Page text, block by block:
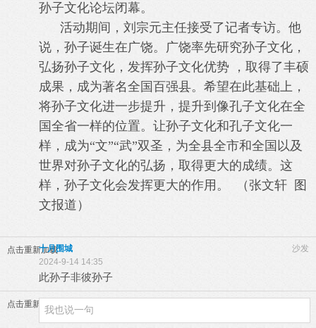
孙子文化论坛闭幕。
活动期间，刘宗元主任接受了记者专访。他
说，孙子诞生在广饶。广饶率先研究孙子文化，
弘扬孙子文化，发挥孙子文化优势 ，取得了丰硕
成果，成为著名全国百强县。希望在此基础上，
将孙子文化进一步提升，提升到像孔子文化在全
国全省一样的位置。让孙子文化和孔子文化一
样，成为“文”“武”双圣，为全县全市和全国以及
世界对孙子文化的弘扬，取得更大的成绩。这
样，孙子文化会发挥更大的作用。 （张文轩 图
文报道）
点击重新加载 沙发
十月围城
2024-9-14 14:35
此孙子非彼孙子
点击重新加载